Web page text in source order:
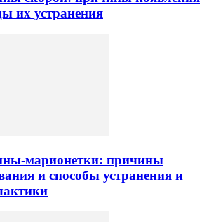
их устранения
марионетки: причины
и способы устранения и